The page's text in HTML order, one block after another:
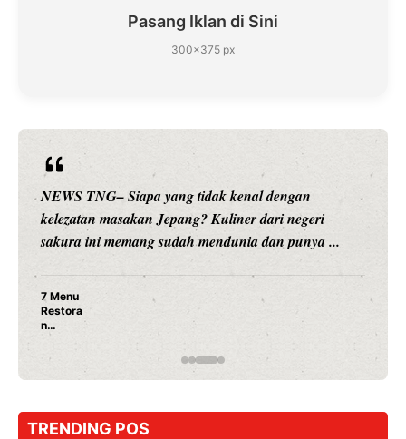
Pasang Iklan di Sini
300×375 px
NEWS TNG– Siapa yang tidak kenal dengan
kelezatan masakan Jepang? Kuliner dari negeri
sakura ini memang sudah mendunia dan punya ...
7 Menu
Restora
n
Jepang
Dicoba,
Cuma
Sushi!
TRENDING POS